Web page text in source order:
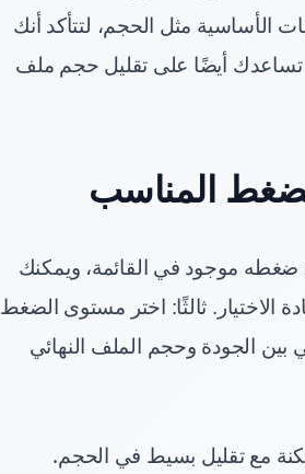
مثل الحجم، لتتأكد أنك
تساعدك أيضًا على تقليل حجم ملف
المناسب
ضغطه موجود في القائمة، ويمكنك
ثالثًا: اختر مستوى الضغط
بين الجودة وحجم الملف النهائي
مع تقليل بسيط في الحجم.